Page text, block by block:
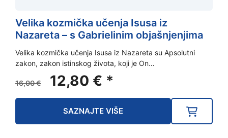
Velika kozmička učenja Isusa iz
Nazareta – s Gabrielinim objašnjenjima
Velika kozmička učenja Isusa iz Nazareta su Apsolutni
zakon, zakon istinskog života, koji je On…
16,00€
Izvorna
cijena
bila
je:
12,80 € Trenutna
cijena
je:
12,80 €.
*
SAZNAJTE VIŠE